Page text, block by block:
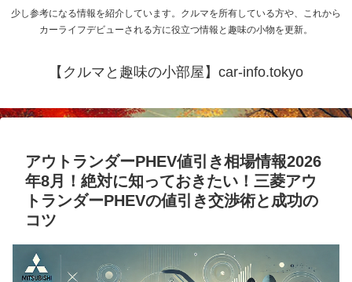
少し参考になる情報を紹介しています。クルマを所有している方や、これから
カーライフデビューされる方に役立つ情報と趣味の小物を更新。
【クルマと趣味の小部屋】car-info.tokyo
アウトランダーPHEV値引き相場情報2026
年8月！絶対に知っておきたい！三菱アウ
トランダーPHEVの値引き交渉術と成功の
コツ